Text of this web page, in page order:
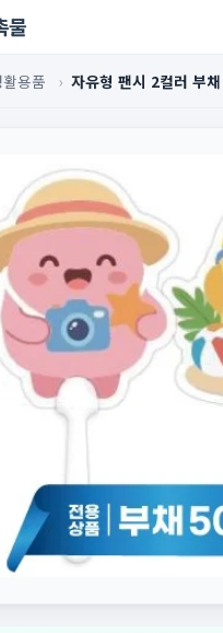
물
용품 › 자유형 팬시 2컬러 부채